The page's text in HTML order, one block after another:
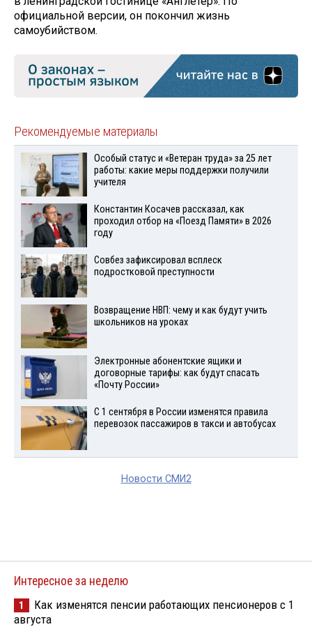
официальной версии, он покончил жизнь
самоубийством.
Рекомендуемые материалы
Особый статус и «Ветеран труда» за 25 лет
работы: какие меры поддержки получили
учителя
Константин Косачев рассказал, как
проходил отбор на «Поезд Памяти» в 2026
году
Совбез зафиксировал всплеск
подростковой преступности
Возвращение НВП: чему и как будут учить
школьников на уроках
Электронные абонентские ящики и
договорные тарифы: как будут спасать
«Почту России»
С 1 сентября в России изменятся правила
перевозок пассажиров в такси и автобусах
Новости СМИ2
Интересное за неделю
1
Как изменятся пенсии работающих пенсионеров с 1
августа